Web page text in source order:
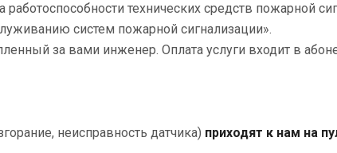
технических средств пожарной
систем пожарной сигнализации».
за вами инженер. Оплата услуги входит в
неисправность датчика) приходят к нам на